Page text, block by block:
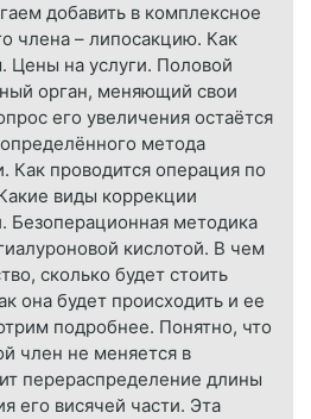
добавить в комплексное
члена – липосакцию. Как
Цены на услуги. Половой
орган, меняющий свои
его увеличения остаётся
метода
Как проводится операция по
виды коррекции
Безоперационная методика
кислотой. В чем
сколько будет стоить
она будет происходить и ее
подробнее. Понятно, что
член не меняется в
перераспределение длины
его висячей части. Эта